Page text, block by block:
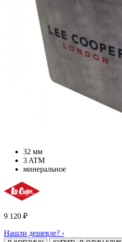
32 мм
3 ATM
минеральное
9 120 ₽
Нашли дешевле? ›